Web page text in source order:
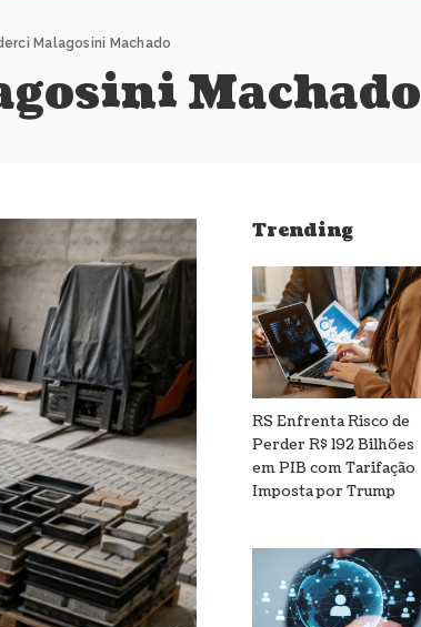
Malagosini Machado
Machado
Trending
RS Enfrenta Risco de
Perder R$ 192 Bilhões
em PIB com Tarifação
Imposta por Trump